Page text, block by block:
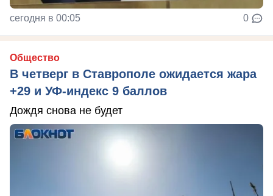
сегодня в 00:05 0
Общество
В четверг в Ставрополе ожидается жара
+29 и УФ-индекс 9 баллов
Дождя снова не будет